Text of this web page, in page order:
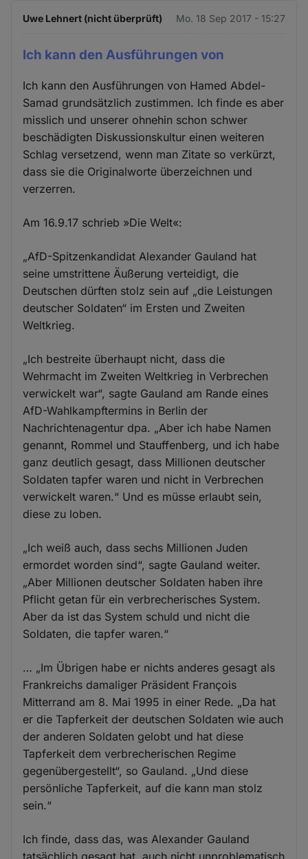
Uwe Lehnert (nicht überprüft) Mo. 18 Sep 2017 - 15:27
Ich kann den Ausführungen von
Ich kann den Ausführungen von Hamed Abdel-
Samad grundsätzlich zustimmen. Ich finde es aber
misslich und unserer ohnehin schon schwer
beschädigten Diskussionskultur einen weiteren
Schlag versetzend, wenn man Zitate so verkürzt,
dass sie die Originalworte überzeichnen und
verzerren.
Am 16.9.17 schrieb »Die Welt«:
„AfD-Spitzenkandidat Alexander Gauland hat
seine umstrittene Äußerung verteidigt, die
Deutschen dürften stolz sein auf „die Leistungen
deutscher Soldaten“ im Ersten und Zweiten
Weltkrieg.
„Ich bestreite überhaupt nicht, dass die
Wehrmacht im Zweiten Weltkrieg in Verbrechen
verwickelt war“, sagte Gauland am Rande eines
AfD-Wahlkampftermins in Berlin der
Nachrichtenagentur dpa. „Aber ich habe Namen
genannt, Rommel und Stauffenberg, und ich habe
ganz deutlich gesagt, dass Millionen deutscher
Soldaten tapfer waren und nicht in Verbrechen
verwickelt waren.“ Und es müsse erlaubt sein,
diese zu loben.
„Ich weiß auch, dass sechs Millionen Juden
ermordet worden sind“, sagte Gauland weiter.
„Aber Millionen deutscher Soldaten haben ihre
Pflicht getan für ein verbrecherisches System.
Aber da ist das System schuld und nicht die
Soldaten, die tapfer waren.“
… „Im Übrigen habe er nichts anderes gesagt als
Frankreichs damaliger Präsident François
Mitterrand am 8. Mai 1995 in einer Rede. „Da hat
er die Tapferkeit der deutschen Soldaten wie auch
der anderen Soldaten gelobt und hat diese
Tapferkeit dem verbrecherischen Regime
gegenübergestellt“, so Gauland. „Und diese
persönliche Tapferkeit, auf die kann man stolz
sein.“
Ich finde, dass das, was Alexander Gauland